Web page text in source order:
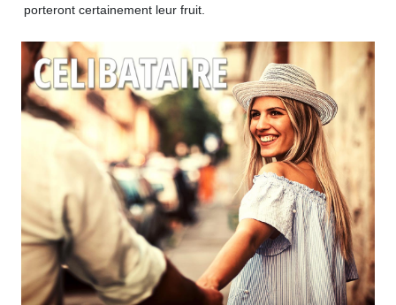
porteront certainement leur fruit.